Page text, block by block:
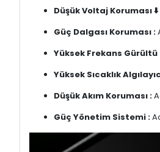
Düşük Voltaj Koruması ⬇️
Güç Dalgası Koruması :
Yüksek Frekans
Yüksek Sıcaklık
Düşük Akım Koruması :
Güç Yönetim Sistemi :